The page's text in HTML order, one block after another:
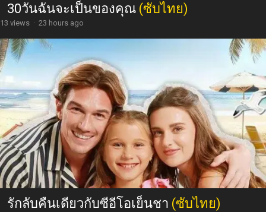
30วันฉันจะเป็นของคุณ (ซับไทย)
13 views · 23 hours ago
รักลับคืนเดียวกับซีอีโอเย็นชา (ซับไทย)